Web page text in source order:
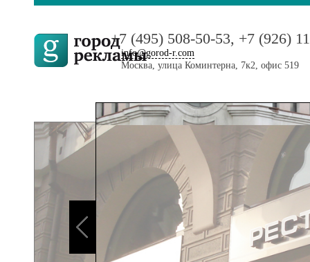
+7 (495) 508-50-53, +7 (926)
info@gorod-r.com
Москва, улица Коминтерна, 7к2, офис 519